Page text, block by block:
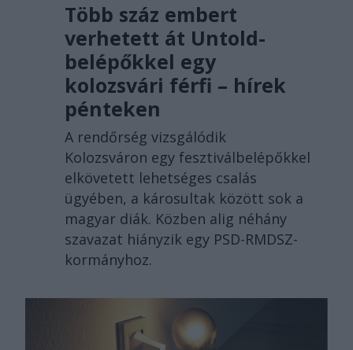
Több száz embert
verhetett át Untold-
belépőkkel egy
kolozsvári férfi – hírek
pénteken
A rendőrség vizsgálódik
Kolozsváron egy fesztiválbelépőkkel
elkövetett lehetséges csalás
ügyében, a károsultak között sok a
magyar diák. Közben alig néhány
szavazat hiányzik egy PSD-RMDSZ-
kormányhoz.